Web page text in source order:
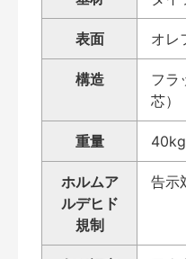
表面 オレ
構造
フラ
芯）
重量 40kg
ホルムア
ルデヒド
規制
告示